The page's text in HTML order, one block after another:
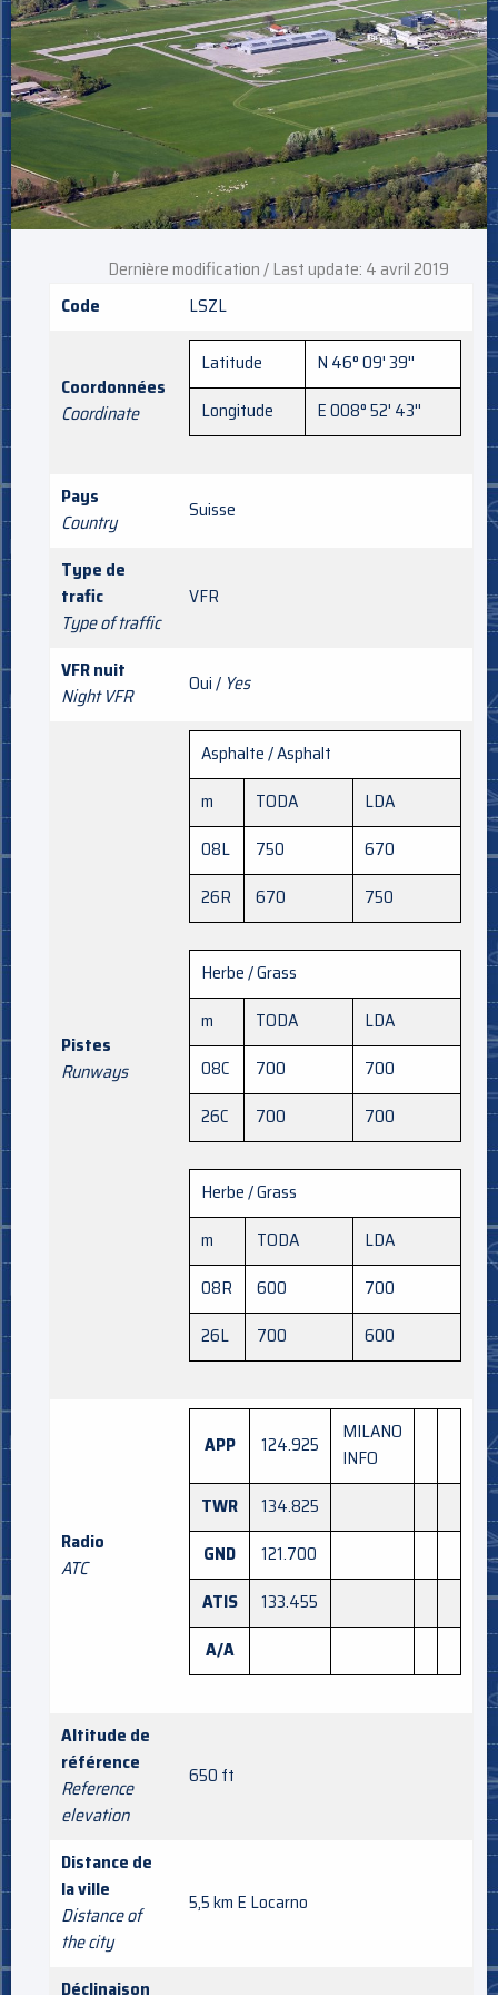
Dernière modification / Last update: 4 avril 2019
Code
LSZL
Coordonnées
Coordinate
Latitude
N 46° 09' 39''
Longitude
E 008° 52' 43''
Pays
Country
Suisse
Type de
trafic
Type of traffic
VFR
VFR nuit
Night VFR
Oui / Yes
Pistes
Runways
Asphalte / Asphalt
m
TODA
LDA
08L
750
670
26R
670 750
Herbe / Grass
m
TODA
LDA
08C
700
700
26C
700 700
Herbe / Grass
m
TODA
LDA
08R
600
700
26L
700 600
Radio
ATC
APP 124.925
MILANO
INFO
TWR
134.825
GND
121.700
ATIS
133.455
A/A
Altitude de
référence
Reference
elevation
650 ft
Distance de
la ville
Distance of
the city
5,5 km E Locarno
Déclinaison